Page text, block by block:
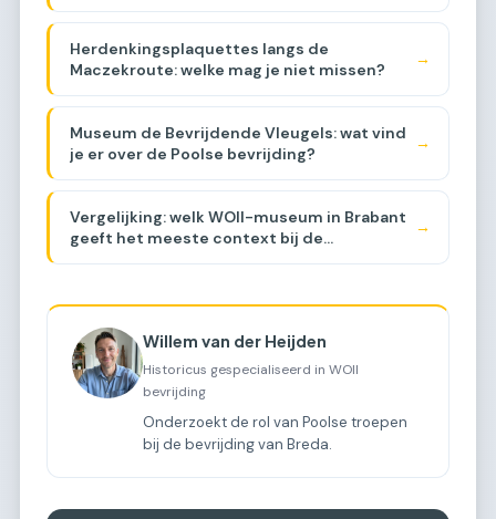
Herdenkingsplaquettes langs de
Maczekroute: welke mag je niet missen?
→
Museum de Bevrijdende Vleugels: wat vind
je er over de Poolse bevrijding?
→
Vergelijking: welk WOII-museum in Brabant
geeft het meeste context bij de
→
Willem van der Heijden
Historicus gespecialiseerd in WOII
bevrijding
Onderzoekt de rol van Poolse troepen
bij de bevrijding van Breda.